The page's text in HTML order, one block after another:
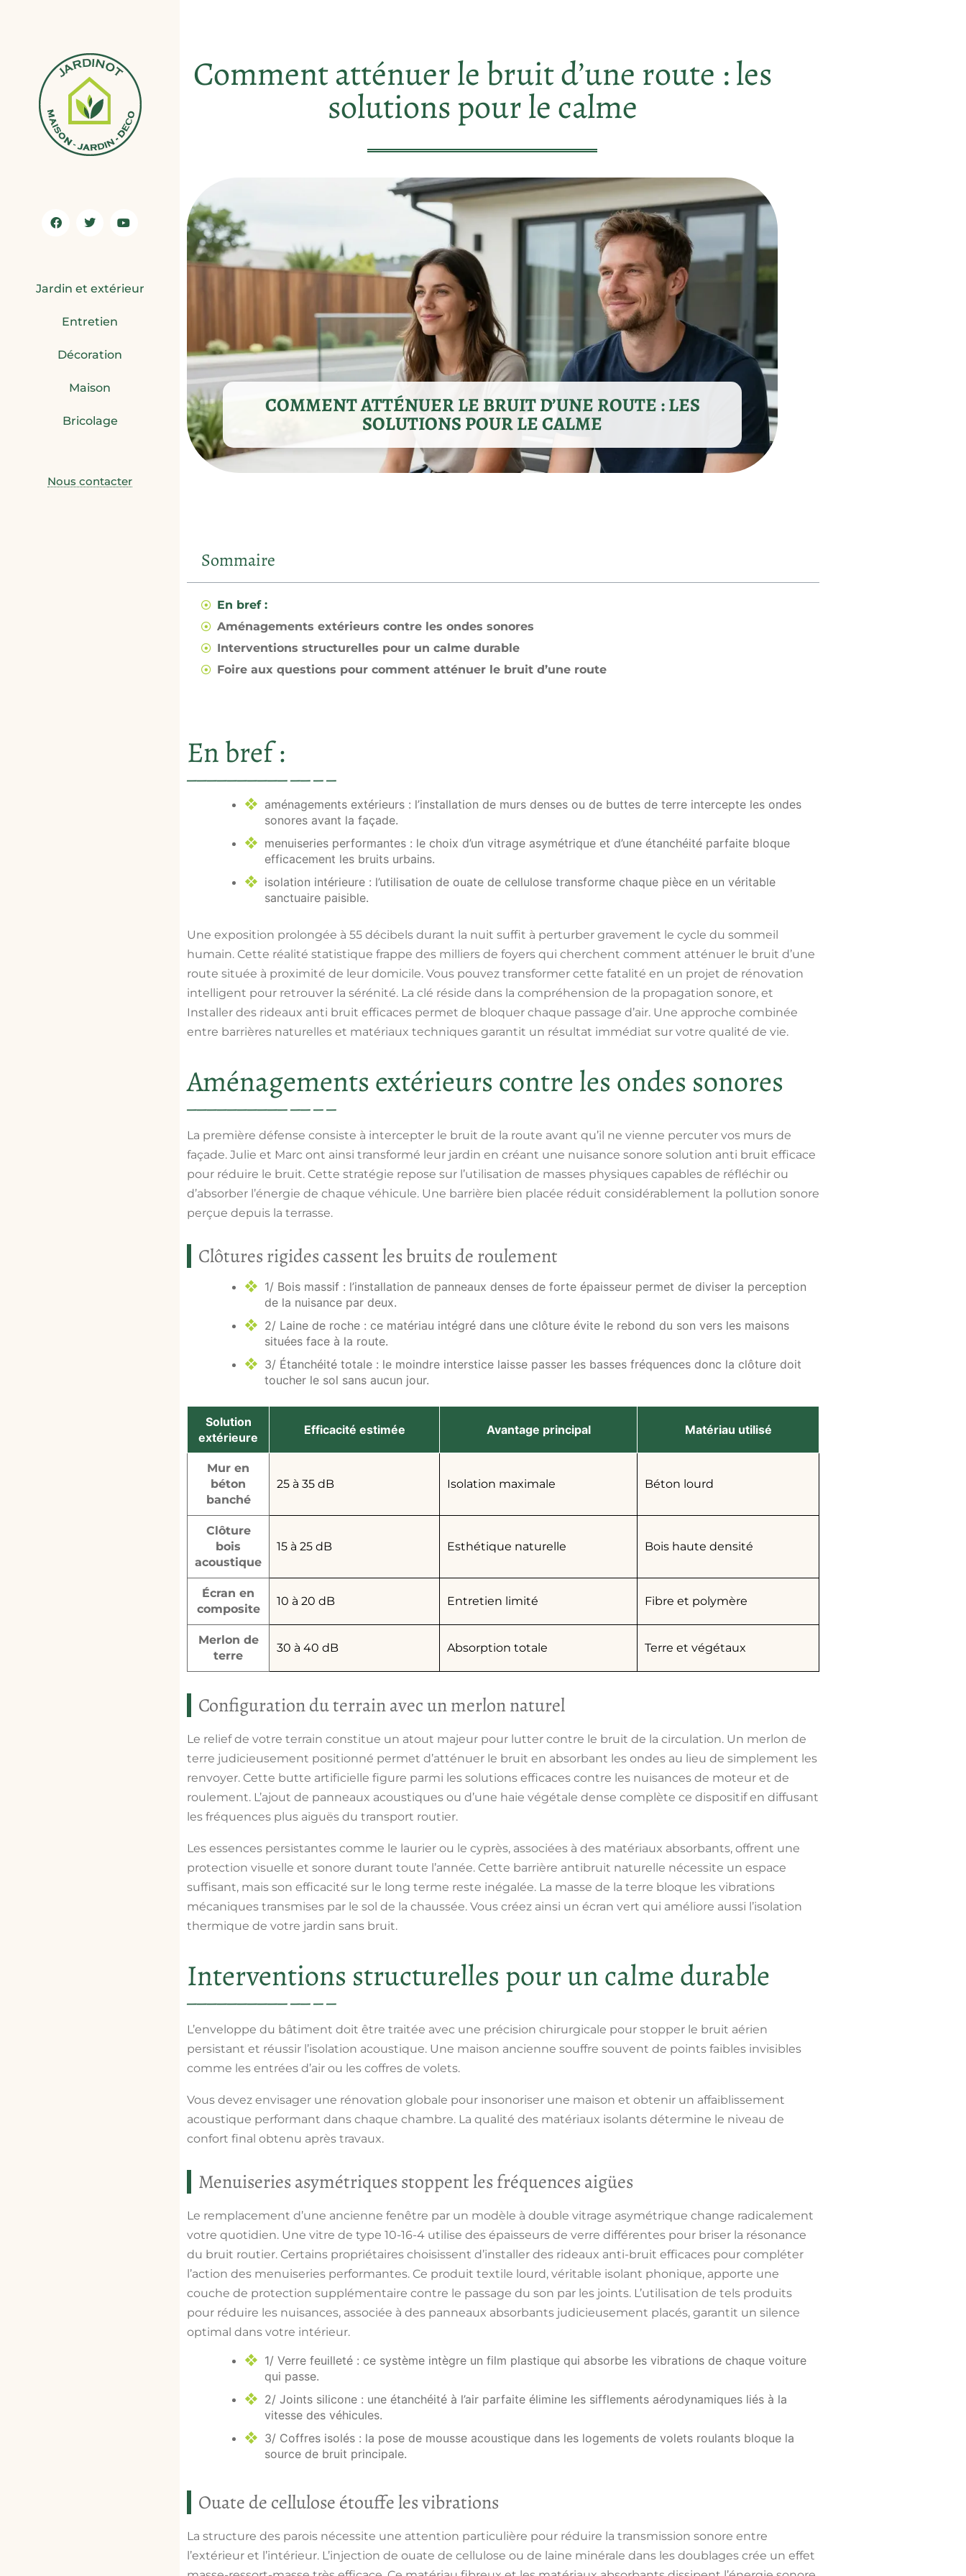
Jardin et extérieur
Entretien
Décoration
Maison
Bricolage
Nous contacter
Comment atténuer le bruit d’une route : les
solutions pour le calme
COMMENT ATTÉNUER LE BRUIT D’UNE ROUTE : LES
SOLUTIONS POUR LE CALME
Sommaire
En bref :
Aménagements extérieurs contre les ondes sonores
Interventions structurelles pour un calme durable
Foire aux questions pour comment atténuer le bruit d’une route
En bref :
aménagements extérieurs : l’installation de murs denses ou de buttes de terre intercepte les ondes
sonores avant la façade.
menuiseries performantes : le choix d’un vitrage asymétrique et d’une étanchéité parfaite bloque
efficacement les bruits urbains.
isolation intérieure : l’utilisation de ouate de cellulose transforme chaque pièce en un véritable
sanctuaire paisible.
Une exposition prolongée à 55 décibels durant la nuit suffit à perturber gravement le cycle du sommeil
humain. Cette réalité statistique frappe des milliers de foyers qui cherchent comment atténuer le bruit d’une
route située à proximité de leur domicile. Vous pouvez transformer cette fatalité en un projet de rénovation
intelligent pour retrouver la sérénité. La clé réside dans la compréhension de la propagation sonore, et
Installer des rideaux anti bruit efficaces permet de bloquer chaque passage d’air. Une approche combinée
entre barrières naturelles et matériaux techniques garantit un résultat immédiat sur votre qualité de vie.
Aménagements extérieurs contre les ondes sonores
La première défense consiste à intercepter le bruit de la route avant qu’il ne vienne percuter vos murs de
façade. Julie et Marc ont ainsi transformé leur jardin en créant une nuisance sonore solution anti bruit efficace
pour réduire le bruit. Cette stratégie repose sur l’utilisation de masses physiques capables de réfléchir ou
d’absorber l’énergie de chaque véhicule. Une barrière bien placée réduit considérablement la pollution sonore
perçue depuis la terrasse.
Clôtures rigides cassent les bruits de roulement
1/ Bois massif : l’installation de panneaux denses de forte épaisseur permet de diviser la perception
de la nuisance par deux.
2/ Laine de roche : ce matériau intégré dans une clôture évite le rebond du son vers les maisons
situées face à la route.
3/ Étanchéité totale : le moindre interstice laisse passer les basses fréquences donc la clôture doit
toucher le sol sans aucun jour.
Solution
extérieure
Efficacité estimée Avantage principal Matériau utilisé
Mur en
béton
banché
25 à 35 dB Isolation maximale Béton lourd
Clôture
bois
acoustique
15 à 25 dB Esthétique naturelle Bois haute densité
Écran en
composite
10 à 20 dB Entretien limité Fibre et polymère
Merlon de
terre
30 à 40 dB Absorption totale Terre et végétaux
Configuration du terrain avec un merlon naturel
Le relief de votre terrain constitue un atout majeur pour lutter contre le bruit de la circulation. Un merlon de
terre judicieusement positionné permet d’atténuer le bruit en absorbant les ondes au lieu de simplement les
renvoyer. Cette butte artificielle figure parmi les solutions efficaces contre les nuisances de moteur et de
roulement. L’ajout de panneaux acoustiques ou d’une haie végétale dense complète ce dispositif en diffusant
les fréquences plus aiguës du transport routier.
Les essences persistantes comme le laurier ou le cyprès, associées à des matériaux absorbants, offrent une
protection visuelle et sonore durant toute l’année. Cette barrière antibruit naturelle nécessite un espace
suffisant, mais son efficacité sur le long terme reste inégalée. La masse de la terre bloque les vibrations
mécaniques transmises par le sol de la chaussée. Vous créez ainsi un écran vert qui améliore aussi l’isolation
thermique de votre jardin sans bruit.
Interventions structurelles pour un calme durable
L’enveloppe du bâtiment doit être traitée avec une précision chirurgicale pour stopper le bruit aérien
persistant et réussir l’isolation acoustique. Une maison ancienne souffre souvent de points faibles invisibles
comme les entrées d’air ou les coffres de volets.
Vous devez envisager une rénovation globale pour insonoriser une maison et obtenir un affaiblissement
acoustique performant dans chaque chambre. La qualité des matériaux isolants détermine le niveau de
confort final obtenu après travaux.
Menuiseries asymétriques stoppent les fréquences aigües
Le remplacement d’une ancienne fenêtre par un modèle à double vitrage asymétrique change radicalement
votre quotidien. Une vitre de type 10-16-4 utilise des épaisseurs de verre différentes pour briser la résonance
du bruit routier. Certains propriétaires choisissent d’installer des rideaux anti-bruit efficaces pour compléter
l’action des menuiseries performantes. Ce produit textile lourd, véritable isolant phonique, apporte une
couche de protection supplémentaire contre le passage du son par les joints. L’utilisation de tels produits
pour réduire les nuisances, associée à des panneaux absorbants judicieusement placés, garantit un silence
optimal dans votre intérieur.
1/ Verre feuilleté : ce système intègre un film plastique qui absorbe les vibrations de chaque voiture
qui passe.
2/ Joints silicone : une étanchéité à l’air parfaite élimine les sifflements aérodynamiques liés à la
vitesse des véhicules.
3/ Coffres isolés : la pose de mousse acoustique dans les logements de volets roulants bloque la
source de bruit principale.
Ouate de cellulose étouffe les vibrations
La structure des parois nécessite une attention particulière pour réduire la transmission sonore entre
l’extérieur et l’intérieur. L’injection de ouate de cellulose ou de laine minérale dans les doublages crée un effet